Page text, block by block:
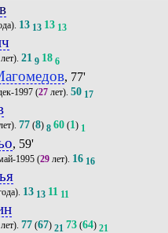
13 13 13 13
лет).21 9 18 6
, 77'
1997(27лет). 50 17
77 (8) 8 60 (1) 1
, 59'
1995(29лет). 16 16
13 13 11 11
лет).77 (67) 21 73 (64) 21